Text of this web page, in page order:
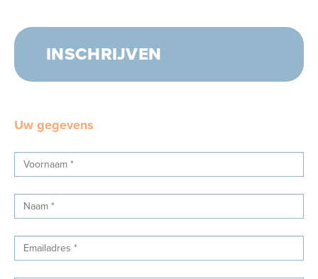
INSCHRIJVEN
Uw gegevens